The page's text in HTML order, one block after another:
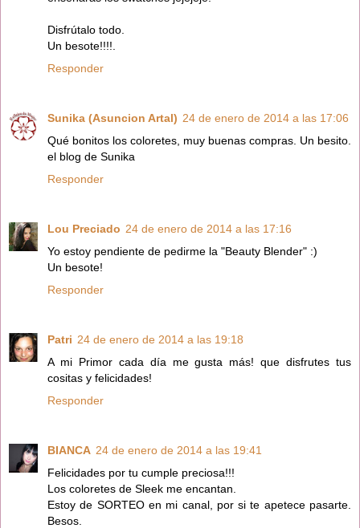
Disfrútalo todo.
Un besote!!!!.
Responder
Sunika (Asuncion Artal) 24 de enero de 2014 a las 17:06
Qué bonitos los coloretes, muy buenas compras. Un besito.
el blog de Sunika
Responder
Lou Preciado 24 de enero de 2014 a las 17:16
Yo estoy pendiente de pedirme la "Beauty Blender" :)
Un besote!
Responder
Patri 24 de enero de 2014 a las 19:18
A mi Primor cada día me gusta más! que disfrutes tus
cositas y felicidades!
Responder
BIANCA 24 de enero de 2014 a las 19:41
Felicidades por tu cumple preciosa!!!
Los coloretes de Sleek me encantan.
Estoy de SORTEO en mi canal, por si te apetece pasarte.
Besos.